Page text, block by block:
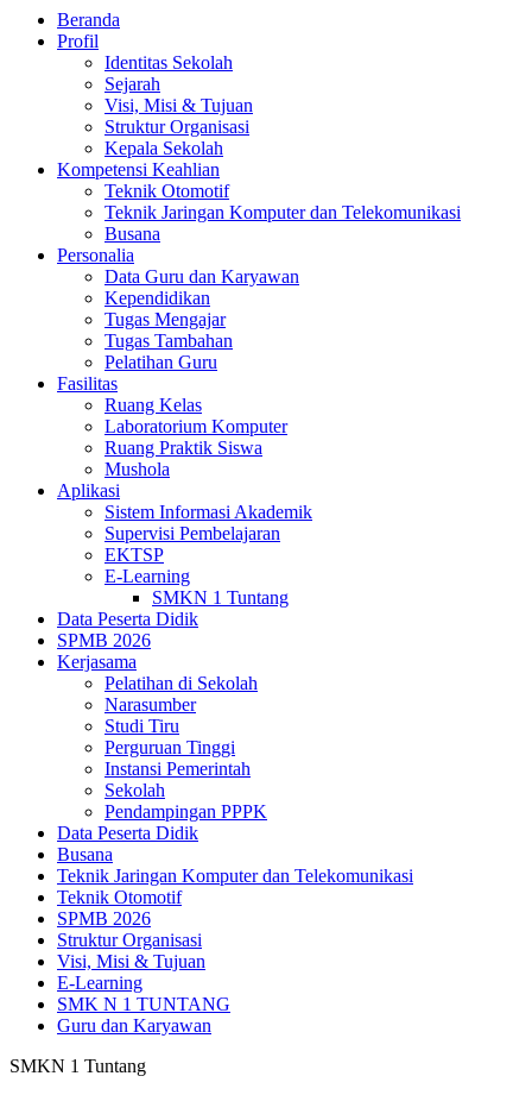
Beranda
Profil
Identitas Sekolah
Sejarah
Visi, Misi & Tujuan
Struktur Organisasi
Kepala Sekolah
Kompetensi Keahlian
Teknik Otomotif
Teknik Jaringan Komputer dan Telekomunikasi
Busana
Personalia
Data Guru dan Karyawan
Kependidikan
Tugas Mengajar
Tugas Tambahan
Pelatihan Guru
Fasilitas
Ruang Kelas
Laboratorium Komputer
Ruang Praktik Siswa
Mushola
Aplikasi
Sistem Informasi Akademik
Supervisi Pembelajaran
EKTSP
E-Learning
SMKN 1 Tuntang
Data Peserta Didik
SPMB 2026
Kerjasama
Pelatihan di Sekolah
Narasumber
Studi Tiru
Perguruan Tinggi
Instansi Pemerintah
Sekolah
Pendampingan PPPK
Data Peserta Didik
Busana
Teknik Jaringan Komputer dan Telekomunikasi
Teknik Otomotif
SPMB 2026
Struktur Organisasi
Visi, Misi & Tujuan
E-Learning
SMK N 1 TUNTANG
Guru dan Karyawan
SMKN 1 Tuntang